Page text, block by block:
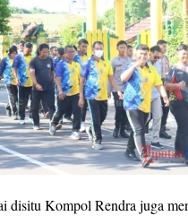
disitu Kompol Rendra juga